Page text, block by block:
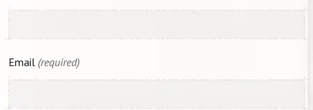
Email (required)